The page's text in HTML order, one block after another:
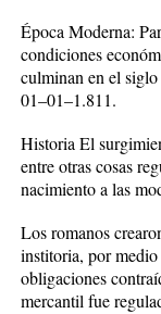
Época Moderna:
condiciones
culminan en el
01–01–1.811.
Historia El
entre otras cosas
nacimiento a las
Los romanos
institoria, por
obligaciones
mercantil fue